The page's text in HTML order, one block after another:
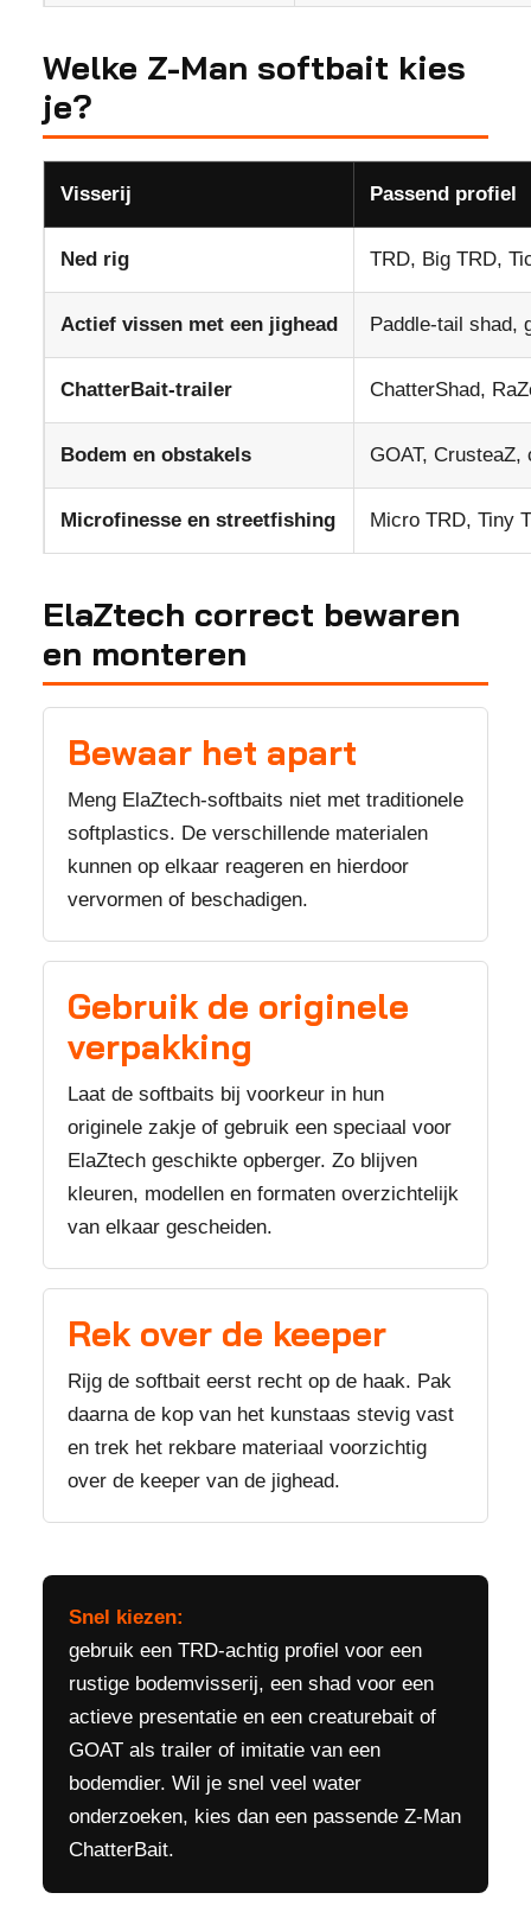
Welke Z-Man softbait kies
je?
Visserij Passend profiel
Ned rig TRD, Big TRD,
Actief vissen met een jighead Paddle-tail shad,
ChatterBait-trailer ChatterShad,
Bodem en obstakels GOAT,
Microfinesse en streetfishing Micro TRD, Tiny
ElaZtech correct bewaren
en monteren
Bewaar het apart
Meng ElaZtech-softbaits niet met traditionele
softplastics. De verschillende materialen
kunnen op elkaar reageren en hierdoor
vervormen of beschadigen.
Gebruik de originele
verpakking
Laat de softbaits bij voorkeur in hun
originele zakje of gebruik een speciaal voor
ElaZtech geschikte opberger. Zo blijven
kleuren, modellen en formaten overzichtelijk
van elkaar gescheiden.
Rek over de keeper
Rijg de softbait eerst recht op de haak. Pak
daarna de kop van het kunstaas stevig vast
en trek het rekbare materiaal voorzichtig
over de keeper van de jighead.
Snel kiezen:
gebruik een TRD-achtig profiel voor een
rustige bodemvisserij, een shad voor een
actieve presentatie en een creaturebait of
GOAT als trailer of imitatie van een
bodemdier. Wil je snel veel water
onderzoeken, kies dan een passende Z-Man
ChatterBait.